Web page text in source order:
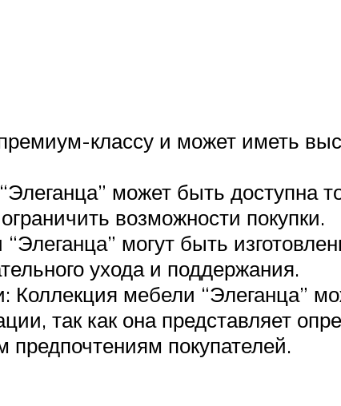
классу и может иметь
может быть доступна
возможности покупки.
могут быть
ухода и поддержания.
мебели “Элеганца”
так как она представляет
предпочтениям покупателей.